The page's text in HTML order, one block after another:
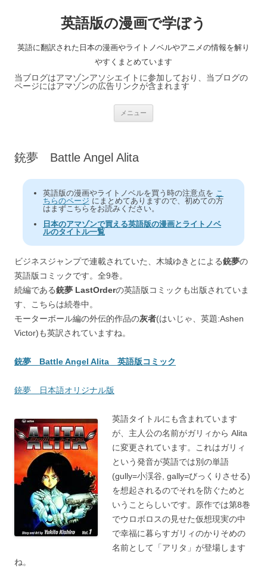
英語版の漫画で学ぼう
英語に翻訳された日本の漫画やライトノベルやアニメの情報を解り
やすくまとめています
当ブログはアマゾンアソシエイトに参加しており、当ブログの
ページにはアマゾンの広告リンクが含まれます
メニュー
銃夢 Battle Angel Alita
英語版の漫画やライトノベルを買う時の注意点を こ
ちらのページ にまとめてありますので、初めての方
はまずこちらをお読みください。
日本のアマゾンで買える英語版の漫画とライトノベ
ルのタイトル一覧
ビジネスジャンプで連載されていた、木城ゆきとによる銃夢の
英語版コミックです。全9巻。
続編である銃夢 LastOrderの英語版コミックも出版されていま
す、こちらは続巻中。
モーターボール編の外伝的作品の灰者(はいじゃ、英題:Ashen
Victor)も英訳されていますね。
銃夢 Battle Angel Alita 英語版コミック
銃夢 日本語オリジナル版
英語タイトルにも含まれています
が、主人公の名前がガリィから Alita
に変更されています。これはガリィ
という発音が英語では別の単語
(gully=小渓谷, gally=びっくりさせる)
を想起されるのでそれを防ぐためと
いうことらしいです。原作では第8巻
でウロボロスの見せた仮想現実の中
で幸福に暮らすガリィのかりそめの
名前として「アリタ」が登場します
ね。